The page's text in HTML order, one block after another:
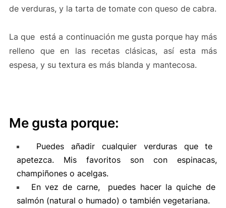
de verduras, y la tarta de tomate con queso de cabra.
La que está a continuación me gusta porque hay más
relleno que en las recetas clásicas, así esta más
espesa, y su textura es más blanda y mantecosa.
Me gusta porque:
Puedes añadir cualquier verduras que te
apetezca. Mis favoritos son con espinacas,
champiñones o acelgas.
En vez de carne, puedes hacer la quiche de
salmón (natural o humado) o también vegetariana.